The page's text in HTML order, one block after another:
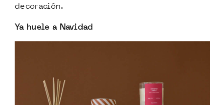
decoración.
Ya huele a Navidad